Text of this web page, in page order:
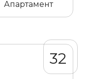
Апартамент
32